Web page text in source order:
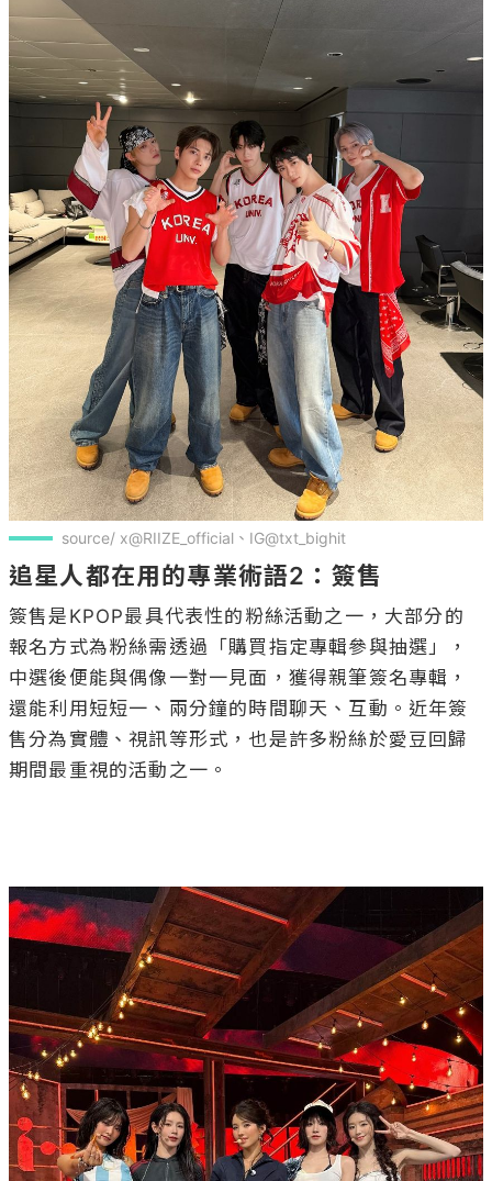
source/ x@RIIZE_official、IG@txt_bighit
追星人都在用的專業術語2：簽售
簽售是KPOP最具代表性的粉絲活動之一，大部分的
報名方式為粉絲需透過「購買指定專輯參與抽選」，
中選後便能與偶像一對一見面，獲得親筆簽名專輯，
還能利用短短一、兩分鐘的時間聊天、互動。近年簽
售分為實體、視訊等形式，也是許多粉絲於愛豆回歸
期間最重視的活動之一。